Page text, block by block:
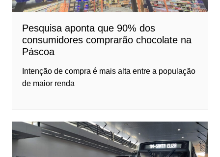
Pesquisa aponta que 90% dos
consumidores comprarão chocolate na
Páscoa
Intenção de compra é mais alta entre a população
de maior renda